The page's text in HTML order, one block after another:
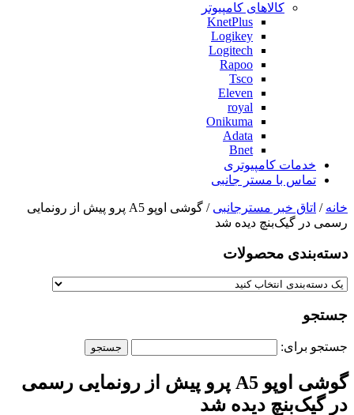
کالاهای کامپیوتر
KnetPlus
Logikey
Logitech
Rapoo
Tsco
Eleven
royal
Onikuma
Adata
Bnet
خدمات کامپیوتری
تماس با مستر جانبی
خانه / اتاق خبر مسترجانبی
/ گوشی اوپو A5 پرو پیش از رونمایی
رسمی در گیک‌بنچ دیده شد
دسته‌بندی‌ محصولات
جستجو
جستجو برای:
گوشی اوپو A5 پرو پیش از رونمایی رسمی
در گیک‌بنچ دیده شد